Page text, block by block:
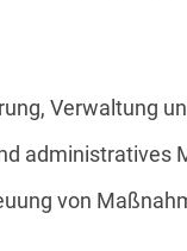
Verwaltung
administratives
von